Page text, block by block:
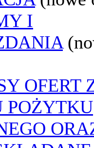
I
OFERT
POŻYTKU